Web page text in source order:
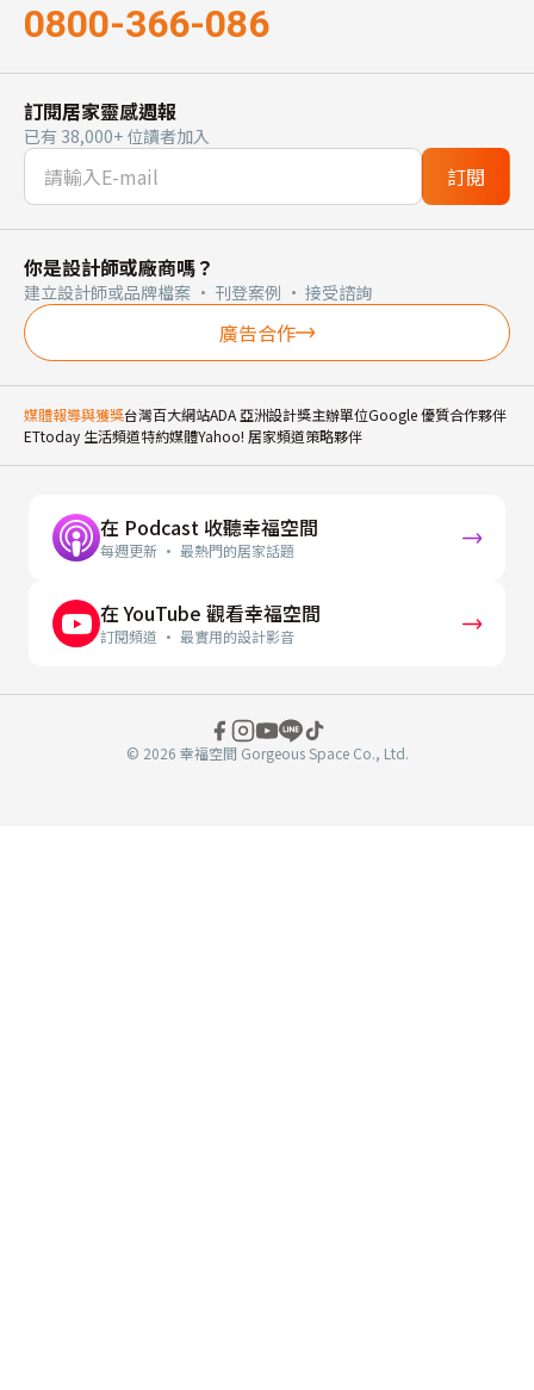
0800-366-086
訂閱居家靈感週報
已有 38,000+ 位讀者加入
訂閱
你是設計師或廠商嗎？
建立設計師或品牌檔案 · 刊登案例 · 接受諮詢
廣告合作
媒體報導與獲獎台灣百大網站ADA 亞洲設計獎主辦單位Google 優質合作夥伴
ETtoday 生活頻道特約媒體Yahoo! 居家頻道策略夥伴
在 Podcast 收聽幸福空間
每週更新 · 最熱門的居家話題
在 YouTube 觀看幸福空間
訂閱頻道 · 最實用的設計影音
© 2026 幸福空間 Gorgeous Space Co., Ltd.